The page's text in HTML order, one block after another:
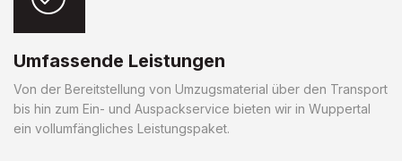
Umfassende Leistungen
Von der Bereitstellung von Umzugsmaterial über den Transport
bis hin zum Ein- und Auspackservice bieten wir in Wuppertal
ein vollumfängliches Leistungspaket.